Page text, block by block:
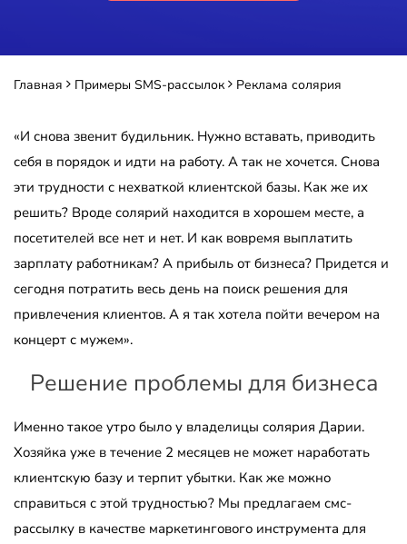
Главная Примеры SMS-рассылок Реклама солярия
«И снова звенит будильник. Нужно вставать, приводить
себя в порядок и идти на работу. А так не хочется. Снова
эти трудности с нехваткой клиентской базы. Как же их
решить? Вроде солярий находится в хорошем месте, а
посетителей все нет и нет. И как вовремя выплатить
зарплату работникам? А прибыль от бизнеса? Придется и
сегодня потратить весь день на поиск решения для
привлечения клиентов. А я так хотела пойти вечером на
концерт с мужем».
Решение проблемы для бизнеса
Именно такое утро было у владелицы солярия Дарии.
Хозяйка уже в течение 2 месяцев не может наработать
клиентскую базу и терпит убытки. Как же можно
справиться с этой трудностью? Мы предлагаем смс-
рассылку в качестве маркетингового инструмента для